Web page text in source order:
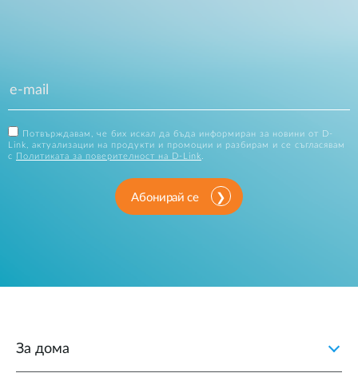
Потвърждавам, че бих искал да бъда информиран за новини от D-
Link, актуализации на продукти и промоции и разбирам и се съгласявам
с
Политиката за поверителност на D-Link
Абонирай се
За дома